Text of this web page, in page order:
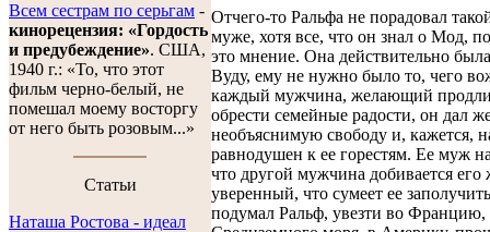
Всем сестрам по серьгам -
кинорецензия: «Гордость
и предубеждение». США,
1940 г.: «То, что этот
фильм черно-белый, не
помешал моему восторгу
от него быть розовым...»
Cтатьи
Наташа Ростова - идеал
Отчего-то Ральфа не порадовал
муже, хотя все, что он знал о Мод,
это мнение. Она действительно
Вуду, ему не нужно было то, чего
каждый мужчина, желающий
обрести семейные радости, он дал
необъяснимую свободу и, кажется,
равнодушен к ее горестям. Ее муж
что другой мужчина добивается
уверенный, что сумеет ее
подумал Ральф, увезти во Францию,